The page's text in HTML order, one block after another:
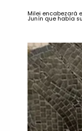
Milei encabezará
Junín que había